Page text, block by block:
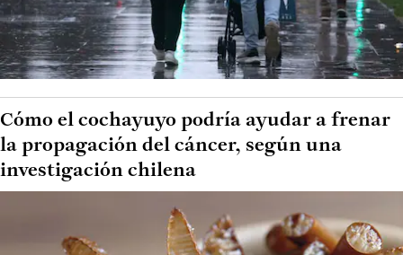
Cómo el cochayuyo podría ayudar a frenar
la propagación del cáncer, según una
investigación chilena